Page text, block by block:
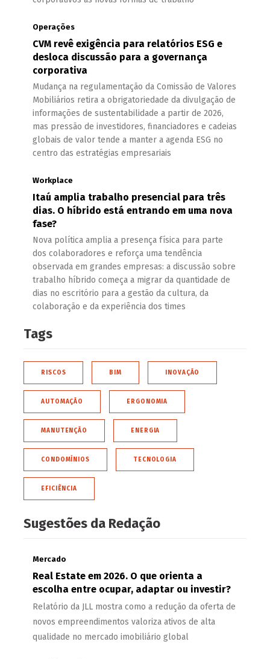
Operações
CVM revê exigência para relatórios ESG e
desloca discussão para a governança
corporativa
Mudança na regulamentação da Comissão de Valores
Mobiliários retira a obrigatoriedade da divulgação de
informações de sustentabilidade a partir de 2026,
mas pressão de investidores, financiadores e cadeias
globais de valor tende a manter a agenda ESG no
centro das estratégias empresariais
Workplace
Itaú amplia trabalho presencial para três
dias. O híbrido está entrando em uma nova
fase?
Nova política amplia a presença física para parte
dos colaboradores e reforça uma tendência
observada em grandes empresas: a discussão sobre
trabalho híbrido começa a migrar da quantidade de
dias no escritório para a gestão da cultura, da
colaboração e da experiência dos times
Tags
RISCOS BIM INOVAÇÃO
AUTOMAÇÃO ERGONOMIA
MANUTENÇÃO ENERGIA
CONDOMÍNIOS TECNOLOGIA
EFICIÊNCIA
Sugestões da Redação
Mercado
Real Estate em 2026. O que orienta a
escolha entre ocupar, adaptar ou investir?
Relatório da JLL mostra como a redução da oferta de
novos empreendimentos valoriza ativos de alta
qualidade no mercado imobiliário global